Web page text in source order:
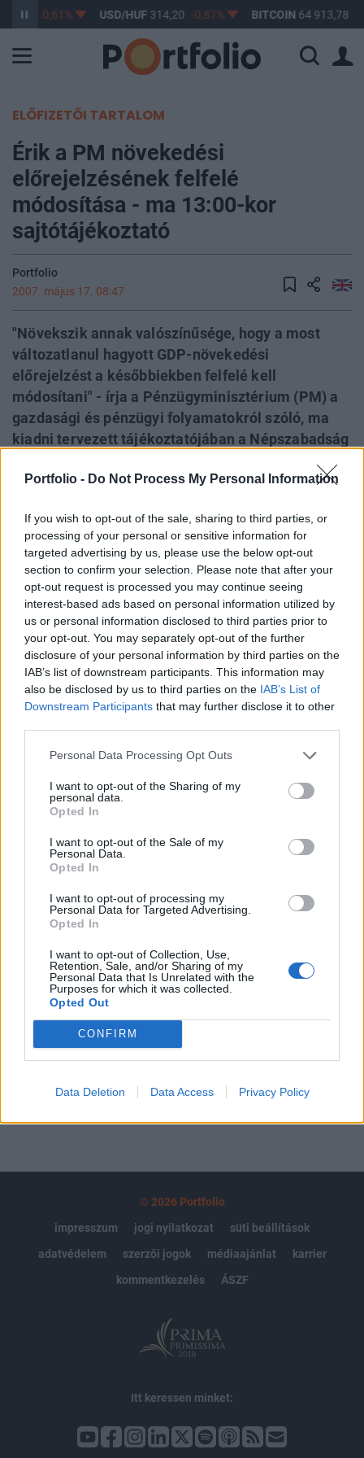
Portfolio - Do Not Process My Personal Information
If you wish to opt-out of the sale, sharing to third parties, or
processing of your personal or sensitive information for
targeted advertising by us, please use the below opt-out
section to confirm your selection. Please note that after your
opt-out request is processed you may continue seeing
interest-based ads based on personal information utilized by
us or personal information disclosed to third parties prior to
your opt-out. You may separately opt-out of the further
disclosure of your personal information by third parties on the
IAB’s list of downstream participants. This information may
also be disclosed by us to third parties on the IAB’s List of
Downstream Participants that may further disclose it to other
Personal Data Processing Opt Outs
I want to opt-out of the Sharing of my
personal data.
Opted In
I want to opt-out of the Sale of my
Personal Data.
Opted In
I want to opt-out of processing my
Personal Data for Targeted Advertising.
Opted In
I want to opt-out of Collection, Use,
Retention, Sale, and/or Sharing of my
Personal Data that Is Unrelated with the
Purposes for which it was collected.
Opted Out
CONFIRM
Data Deletion Data Access Privacy Policy
-0,61% USD/HUF314,20 -0,87% BITCOIN64 913,78
ELŐFIZETŐI TARTALOM
Érik a PM növekedési
előrejelzésének felfelé
módosítása - ma 13:00-kor
sajtótájékoztató
Portfolio
2007. május 17. 08:47
"Növekszik annak valószínűsége, hogy a most
változatlanul hagyott GDP-növekedési
előrejelzést a későbbiekben felfelé kell
módosítani" - írja a Pénzügyminisztérium (PM) a
gazdasági és pénzügyi folyamatokról szóló, ma
kiadni tervezett tájékoztatójában a Népszabadság
tényező módosítását már jelezhetik, amelyek a
tehetnék. A konzervatív tervezésre és a korábbi
nyilatkozatra hivatkozva (csak az első két
negyedévi növekedési adat ismeretében kerülhet
sor a módosításra) ez azonban egyelőre még várat
magára.
A tárca ma 13 órakor tartja az áprilisi államháztartási
folyamatokról szóló szokásos hóközi sajtótájékoztatóját,
ezen kerülhetnek majd hivatalosan ismertetésre a lap által
már megtudott információk. Az anyag úgy fogalmazhat,
kedvező folyamatok tartósságának...
KEDVES OLVASÓNK!
A keresett cikk a portfolio.hu hírarchívumához
tartozik, melynek olvasása előfizetéses
Az előfizetés a következőket tartalmazza:
Portfolio.hu teljes cikkarchívum
Kötéslisták: BÉT elmúlt 2 év napon belüli
kötéslistái
© 2026 Portfolio
impresszum
jogi nyilatkozat
süti beállítások
adatvédelem
szerzői jogok médiaajánlat
karrier
kommentkezelés
ÁSZF
Itt keressen minket: